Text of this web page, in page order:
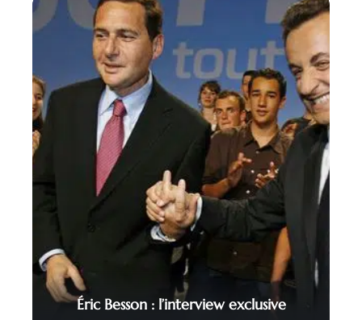
Éric Besson : l’interview exclusive